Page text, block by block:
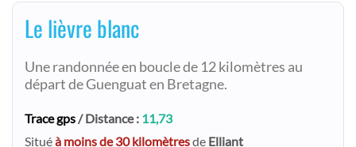
Le lièvre blanc
Une randonnée en boucle de 12 kilomètres au
départ de Guenguat en Bretagne.
Trace gps/ Distance : 11,73
Situéà moins de 30 kilomètresde Elliant